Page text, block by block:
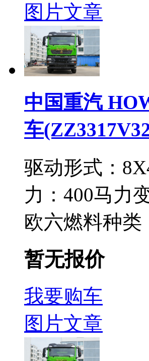
图片文章
中国重汽
车
驱动形式：
力： 400马力
欧六燃料种类
暂无报价
我要购车
图片文章